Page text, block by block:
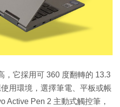
，它採用可 360 度翻轉的 13.3
用環境，選擇筆電、平板或帳
Active Pen 2 主動式觸控筆，